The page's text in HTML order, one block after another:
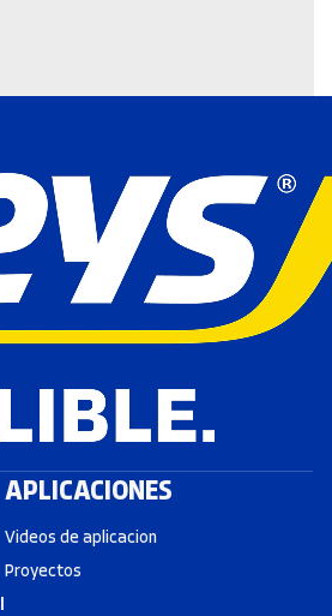
APLICACIONES
Videos de aplicacion
Proyectos